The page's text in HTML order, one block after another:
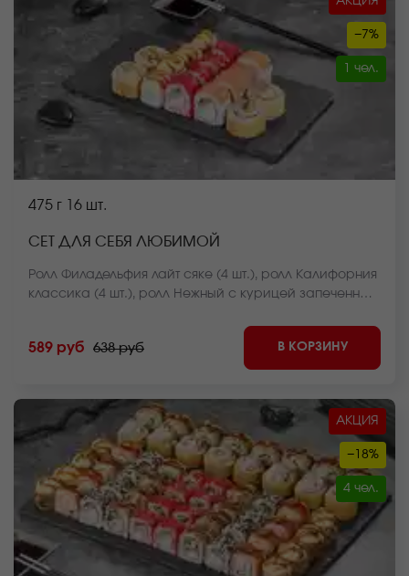
−7%
1 чел.
475 г 16 шт.
СЕТ ДЛЯ СЕБЯ ЛЮБИМОЙ
Ролл Филадельфия лайт сяке (4 шт.), ролл Калифорния
классика (4 шт.), ролл Нежный с курицей запеченный
блюда может отличаться от фото на сайте.
589 руб 638 руб В КОРЗИНУ
АКЦИЯ
−18%
4 чел.